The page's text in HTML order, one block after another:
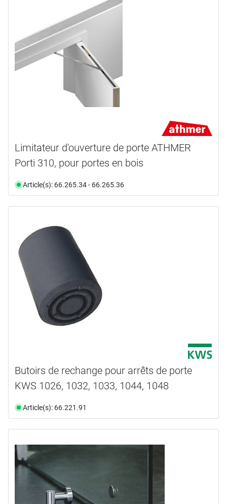
Limitateur d'ouverture de porte ATHMER
Porti 310, pour portes en bois
Article(s): 66.265.34 - 66.265.36
Butoirs de rechange pour arrêts de porte
KWS 1026, 1032, 1033, 1044, 1048
Article(s): 66.221.91